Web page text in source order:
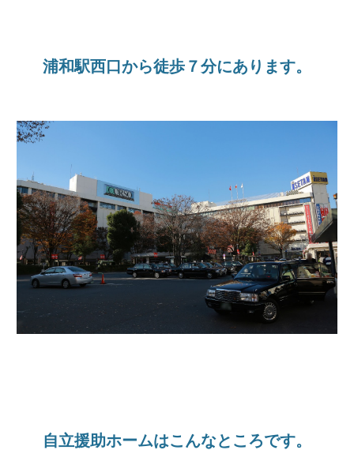
浦和駅西口から徒歩７分にあります。
自立援助ホームはこんなところです。